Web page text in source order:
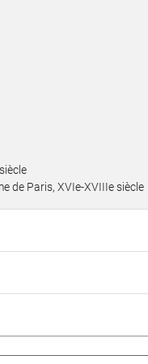
de Paris, XVIe-XVIIIe siècle